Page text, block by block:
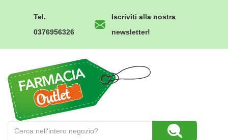
Tel.
0376956326
Iscriviti alla nostra
newsletter!
Outlet
Prodotto
Cerca Prodotto